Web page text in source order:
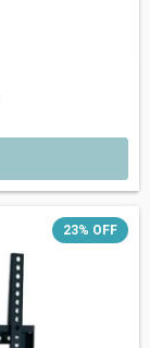
23% OFF